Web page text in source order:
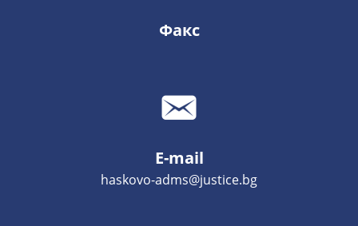
Факс
E-mail
haskovo-adms@justice.bg